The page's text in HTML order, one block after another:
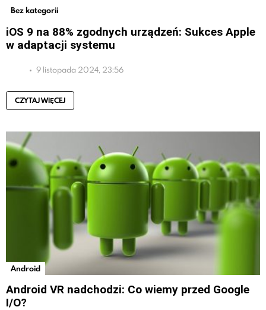
Bez kategorii
iOS 9 na 88% zgodnych urządzeń: Sukces Apple
w adaptacji systemu
9 listopada 2024, 23:56
CZYTAJ WIĘCEJ
Android
Android VR nadchodzi: Co wiemy przed Google
I/O?